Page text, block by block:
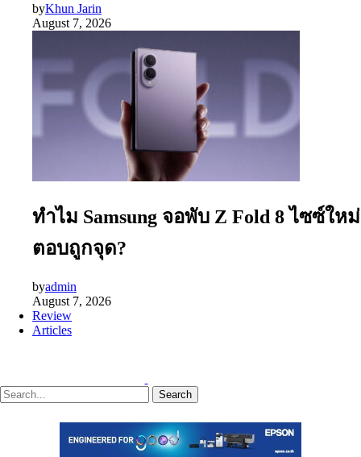
byKhun Jarin
August 7, 2026
ทำไม Samsung จอพับ Z Fold 8 ไซซ์ใหม่
ตอบถูกจุด?
byadmin
August 7, 2026
Review
Articles
Search